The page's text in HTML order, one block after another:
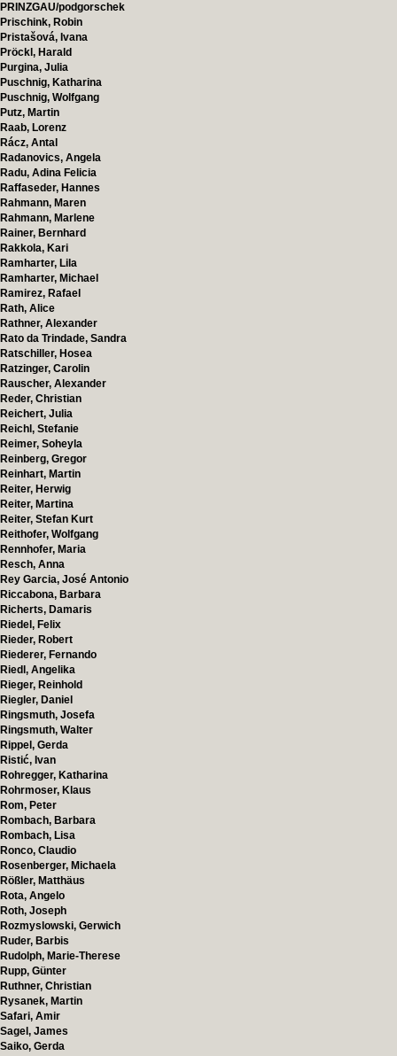
PRINZGAU/podgorschek
Prischink, Robin
Pristašová, Ivana
Pröckl, Harald
Purgina, Julia
Puschnig, Katharina
Puschnig, Wolfgang
Putz, Martin
Raab, Lorenz
Rácz, Antal
Radanovics, Angela
Radu, Adina Felicia
Raffaseder, Hannes
Rahmann, Maren
Rahmann, Marlene
Rainer, Bernhard
Rakkola, Kari
Ramharter, Lila
Ramharter, Michael
Ramirez, Rafael
Rath, Alice
Rathner, Alexander
Rato da Trindade, Sandra
Ratschiller, Hosea
Ratzinger, Carolin
Rauscher, Alexander
Reder, Christian
Reichert, Julia
Reichl, Stefanie
Reimer, Soheyla
Reinberg, Gregor
Reinhart, Martin
Reiter, Herwig
Reiter, Martina
Reiter, Stefan Kurt
Reithofer, Wolfgang
Rennhofer, Maria
Resch, Anna
Rey Garcia, José Antonio
Riccabona, Barbara
Richerts, Damaris
Riedel, Felix
Rieder, Robert
Riederer, Fernando
Riedl, Angelika
Rieger, Reinhold
Riegler, Daniel
Ringsmuth, Josefa
Ringsmuth, Walter
Rippel, Gerda
Ristić, Ivan
Rohregger, Katharina
Rohrmoser, Klaus
Rom, Peter
Rombach, Barbara
Rombach, Lisa
Ronco, Claudio
Rosenberger, Michaela
Rößler, Matthäus
Rota, Angelo
Roth, Joseph
Rozmyslowski, Gerwich
Ruder, Barbis
Rudolph, Marie-Therese
Rupp, Günter
Ruthner, Christian
Rysanek, Martin
Safari, Amir
Sagel, James
Saiko, Gerda